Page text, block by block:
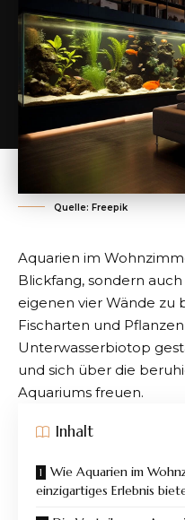
Quelle: Freepik
Aquarien im
Blickfang, sondern
eigenen vier Wände zu
Fischarten und
Unterwasserbiotop
und sich über die
Aquariums freuen.
Inhalt
Wie Aquarien im
einzigartiges Erlebnis